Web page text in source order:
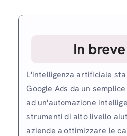
In
L'intelligenza artificiale
Google Ads da un
ad un'automazione
strumenti di alto livello
aziende a ottimizzare le